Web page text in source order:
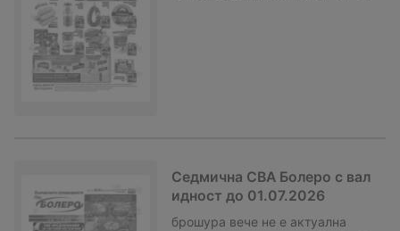
Седмична CBA Болеро с вал
идност до 01.07.2026
брошура вече не е актуална